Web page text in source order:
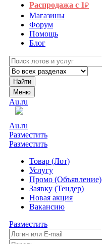
Распродажа с 1₽
Магазины
Форум
Помощь
Блог
Найти
Меню
Au.ru
Au.ru
Разместить
Разместить
Товар (Лот)
Услугу
Промо (Объявление)
Заявку (Тендер)
Новая акция
Вакансию
Разместить